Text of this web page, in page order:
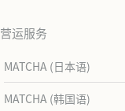
营运服务
MATCHA (日本语)
MATCHA (韩国语)